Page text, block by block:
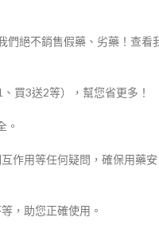
們絕不銷售假藥、劣藥！查看
買3送2等），幫您省更多！
。
作用等任何疑問，確保用藥安
，助您正確使用。